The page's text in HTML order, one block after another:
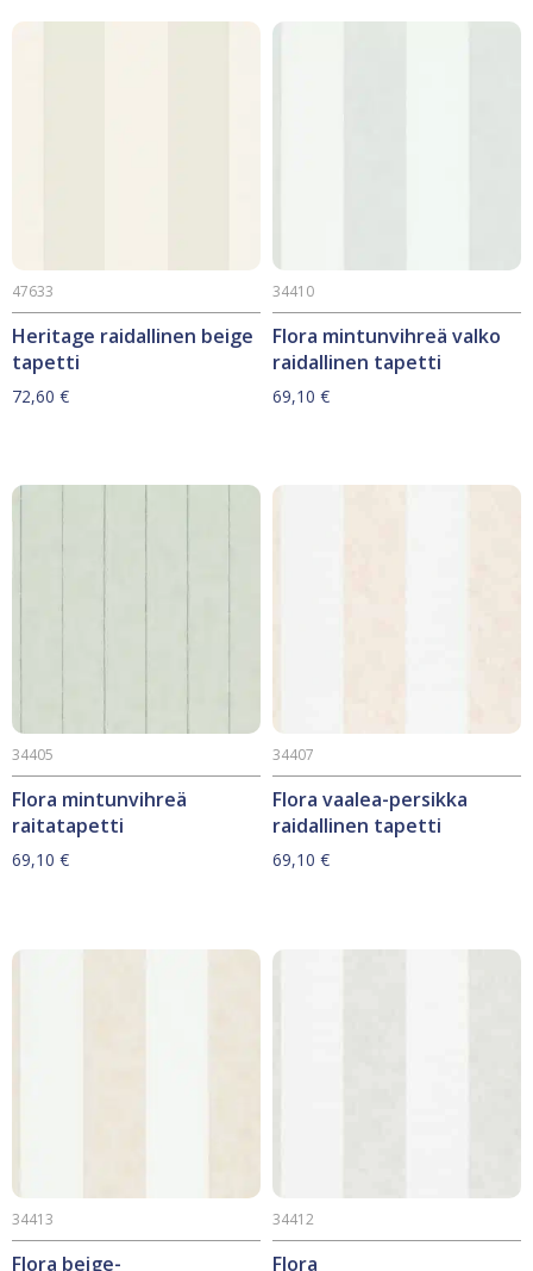
Heritage raidallinen beige
tapetti
47633
72,60 €
Flora mintunvihreä valko
raidallinen tapetti
34410
69,10 €
Flora mintunvihreä
raitatapetti
34405
69,10 €
Flora vaalea-persikka
raidallinen tapetti
34407
69,10 €
Flora beige-
34413
Flora
34412